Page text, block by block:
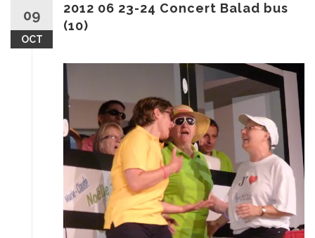
09
OCT
2012 06 23-24 Concert Balad bus
(10)